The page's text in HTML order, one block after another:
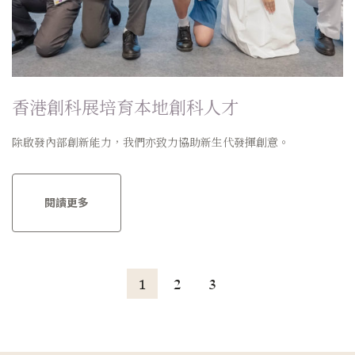
香港創科展培育本地創科人才
除啟發內部創新能力，我們亦致力協助新生代發揮創意。
閱讀更多
1 2 3